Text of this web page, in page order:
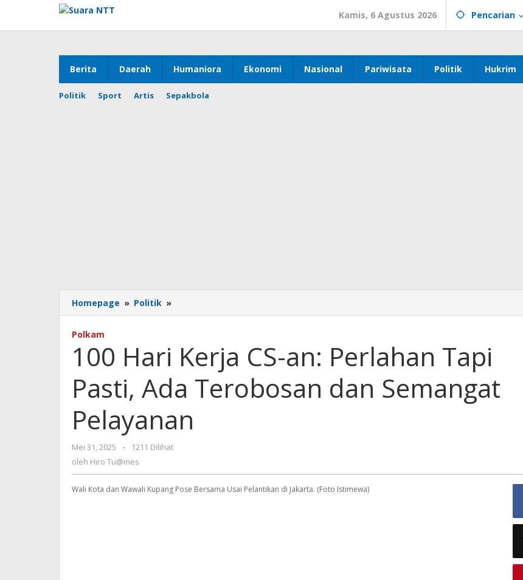
konten
Kamis, 6 Agustus 2026 Pencarian
Berita Daerah Humaniora Ekonomi Nasional Pariwisata Politik Hukrim
Politik Sport Artis Sepakbola
Homepage » Politik »
Hari
an:
Perlahan
Pasti,
Terobosan
dan
Polkam
100 Hari Kerja CS-an: Perlahan Tapi
Pasti, Ada Terobosan dan Semangat
Pelayanan
Mei 31, 2025
oleh
Hiro
-
1211 Dilihat
oleh Hiro Tu@mes
Wali Kota dan Wawali Kupang Pose Bersama Usai Pelantikan di Jakarta. (Foto Istimewa)